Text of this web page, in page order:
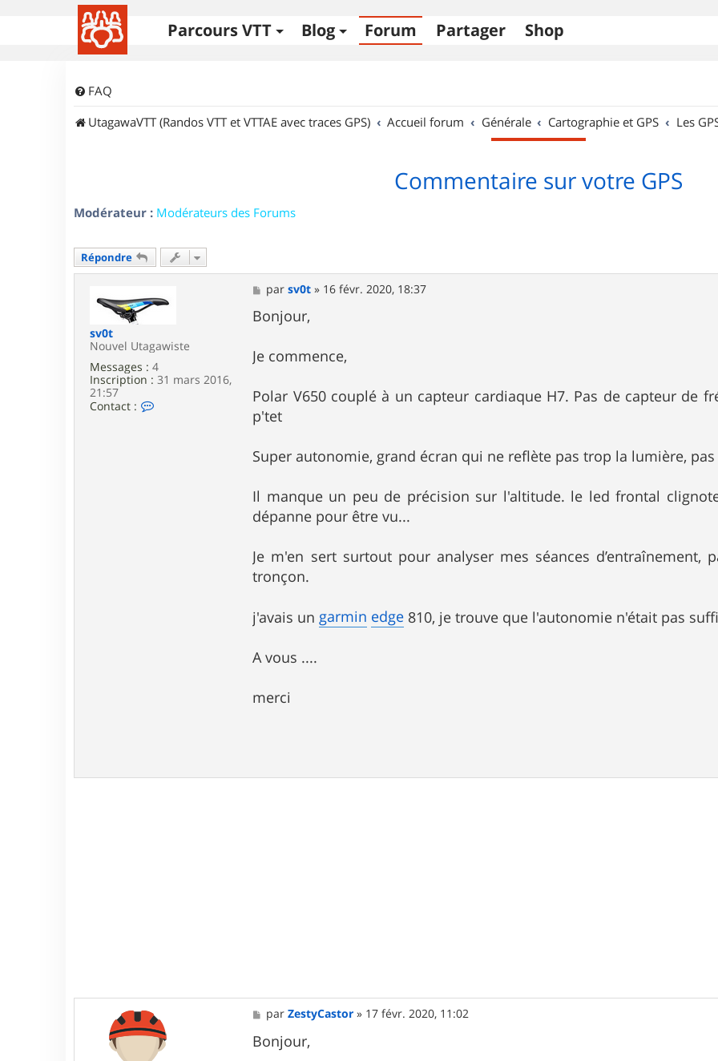
Parcours VTT Blog Forum Partager Shop
FAQ
UtagawaVTT (Randos VTT et VTTAE avec traces GPS)
Accueil forum Générale Cartographie et GPS Les
Commentaire sur votre GPS
Modérateur : Modérateurs des Forums
Répondre
sv0t
Nouvel Utagawiste
Messages : 4
Inscription : 31 mars 2016,
21:57
Contact :
M
e
s
s
g
e
parsv0t » 16 févr. 2020, 18:37
Bonjour,
Je commence,
Polar V650 couplé à un capteur cardiaque H7. Pas de capteur de
p'tet
Super autonomie, grand écran qui ne reflète pas trop la lumière,
Il manque un peu de précision sur l'altitude. le led frontal
dépanne pour être vu...
Je m'en sert surtout pour analyser mes séances d’entraînement,
tronçon.
j'avais ungarmin edge 810, je trouve que l'autonomie n'était pas
A vous ....
merci
M
e
s
s
parZestyCastor » 17 févr. 2020, 11:02
Bonjour,